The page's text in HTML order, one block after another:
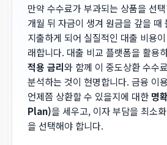
만약 수수료가 부과되는 상품을 선
개월 뒤 자금이 생겨 원금을 갚을 때
지출하게 되어 실질적인 대출 비용
래합니다. 대출 비교 플랫폼을 활용
적용 금리와 함께 이 중도상환 수수
분석하는 것이 현명합니다. 금융 이
언제쯤 상환할 수 있을지에 대한 명
Plan)을 세우고, 이자 부담을 최소
을 선택해야 합니다.